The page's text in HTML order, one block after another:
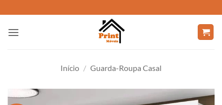
to
content
Início / Guarda-Roupa Casal